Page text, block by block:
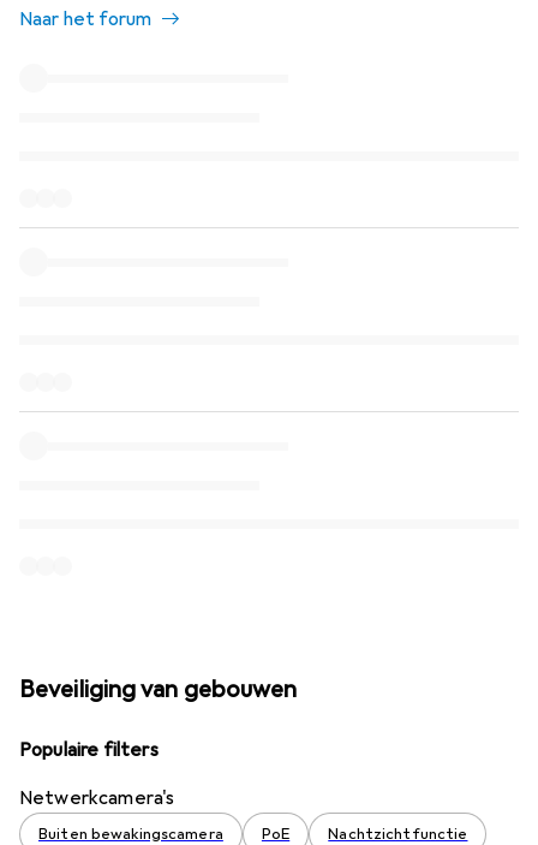
Naar het forum
Beveiliging van gebouwen
Populaire filters
Netwerkcamera's
Buiten bewakingscamera PoE Nachtzichtfunctie